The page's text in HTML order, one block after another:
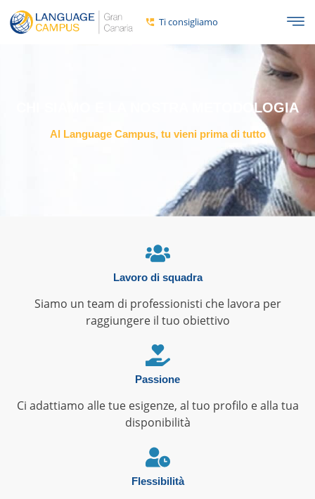
Ti consigliamo
CHI SIAMO E LA NOSTRA METODOLOGIA
Al Language Campus, tu vieni prima di tutto
Lavoro di squadra
Siamo un team di professionisti che lavora per
raggiungere il tuo obiettivo
Passione
Ci adattiamo alle tue esigenze, al tuo profilo e alla tua
disponibilità
Flessibilità